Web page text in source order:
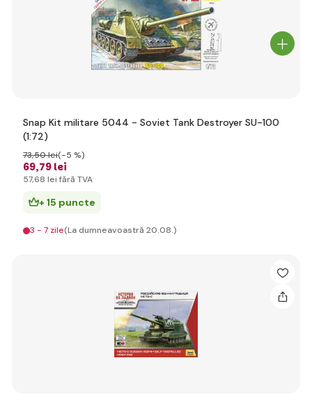
Snap Kit militare 5044 - Soviet Tank Destroyer SU-100
(1:72)
69,79 lei
73,50 lei(-5 %)
57,68 lei fără TVA
+ 15 puncte
3 - 7 zile(La dumneavoastră 20.08.)